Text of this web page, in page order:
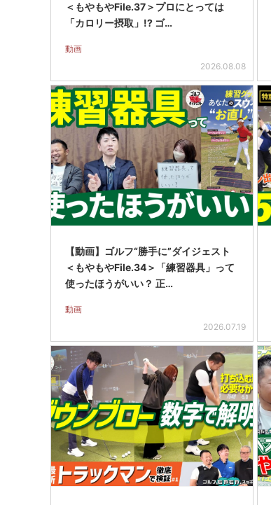
＜もやもやFile.37＞プロにとっては
「カロリー摂取」!? ゴ…
動画
2026.08.08
【動画】ゴルフ“勝手に”ダイジェスト
＜もやもやFile.34＞「練習器具」って
使ったほうがいい？ 正…
動画
2026.07.19